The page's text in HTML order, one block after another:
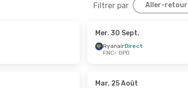
Filtrer par Aller-retour
- Ven. 2 Oct.
Mer. 30 Sept.
RyanairDirect
FNC- OPO
Mar. 25 Août